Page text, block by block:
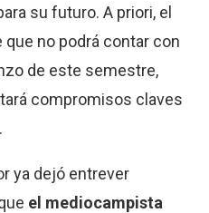
su futuro. A priori, el
que no podrá contar con
de este semestre,
compromisos claves
ya dejó entrever
el mediocampista